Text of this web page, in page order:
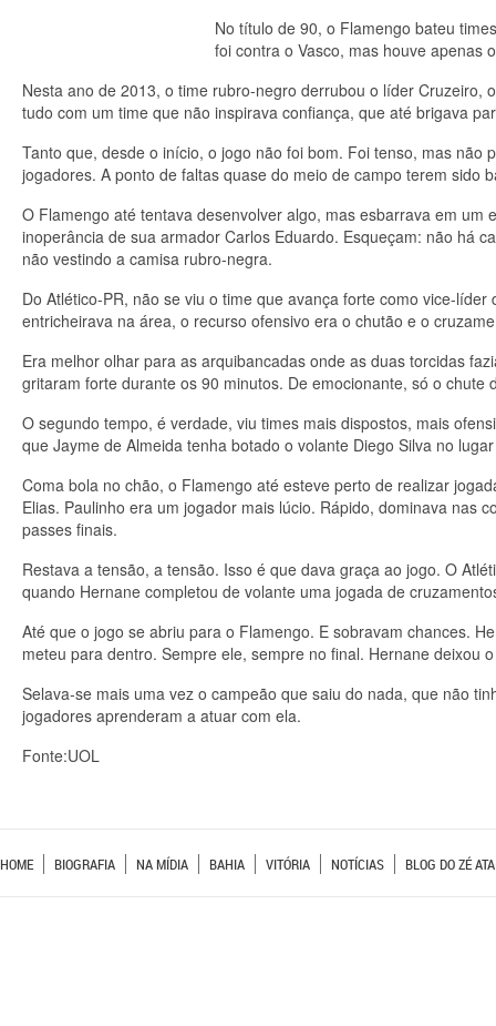
No título de 90, o Flamengo bateu
foi contra o Vasco, mas houve apenas
Nesta ano de 2013, o time rubro-negro derrubou o líder
tudo com um time que não inspirava confiança, que até brigava
Tanto que, desde o início, o jogo não foi bom. Foi tenso, mas
jogadores. A ponto de faltas quase do meio de campo terem sido
O Flamengo até tentava desenvolver algo, mas esbarrava em
inoperância de sua armador Carlos Eduardo. Esqueçam: não há
não vestindo a camisa rubro-negra.
Do Atlético-PR, não se viu o time que avança forte como vice-
entricheirava na área, o recurso ofensivo era o chutão e o
Era melhor olhar para as arquibancadas onde as duas torcidas
gritaram forte durante os 90 minutos. De emocionante, só o chute
O segundo tempo, é verdade, viu times mais dispostos, mais
que Jayme de Almeida tenha botado o volante Diego Silva no
Coma bola no chão, o Flamengo até esteve perto de realizar
Elias. Paulinho era um jogador mais lúcio. Rápido, dominava nas
passes finais.
Restava a tensão, a tensão. Isso é que dava graça ao jogo. O
quando Hernane completou de volante uma jogada de
Até que o jogo se abriu para o Flamengo. E sobravam chances.
meteu para dentro. Sempre ele, sempre no final. Hernane deixou
Selava-se mais uma vez o campeão que saiu do nada, que não
jogadores aprenderam a atuar com ela.
Fonte:UOL
HOME BIOGRAFIA NA MÍDIA BAHIA VITÓRIA NOTÍCIAS BLOG DO ZÉ